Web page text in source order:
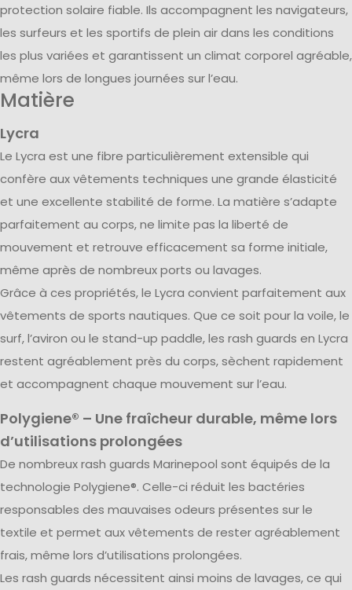
protection solaire fiable. Ils accompagnent les navigateurs,
les surfeurs et les sportifs de plein air dans les conditions
les plus variées et garantissent un climat corporel agréable,
même lors de longues journées sur l’eau.
Matière
Lycra
Le Lycra est une fibre particulièrement extensible qui
confère aux vêtements techniques une grande élasticité
et une excellente stabilité de forme. La matière s’adapte
parfaitement au corps, ne limite pas la liberté de
mouvement et retrouve efficacement sa forme initiale,
même après de nombreux ports ou lavages.
Grâce à ces propriétés, le Lycra convient parfaitement aux
vêtements de sports nautiques. Que ce soit pour la voile, le
surf, l’aviron ou le stand-up paddle, les rash guards en Lycra
restent agréablement près du corps, sèchent rapidement
et accompagnent chaque mouvement sur l’eau.
Polygiene® – Une fraîcheur durable, même lors
d’utilisations prolongées
De nombreux rash guards Marinepool sont équipés de la
technologie Polygiene®. Celle-ci réduit les bactéries
responsables des mauvaises odeurs présentes sur le
textile et permet aux vêtements de rester agréablement
frais, même lors d’utilisations prolongées.
Les rash guards nécessitent ainsi moins de lavages, ce qui